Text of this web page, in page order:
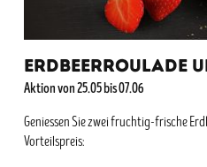
ERDBEERROULADE
Aktion von 25.05 bis 07.06
Geniessen Sie zwei fruchtig-frische
Vorteilspreis: